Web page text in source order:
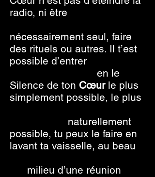
radio, ni être
nécessairement seul, faire
des rituels ou autres. Il t’est
possible d’entrer
en le
Silence de ton Cœurle plus
simplement possible, le plus
naturellement
possible, tu peux le faire en
lavant ta vaisselle, au beau
milieu d’une réunion